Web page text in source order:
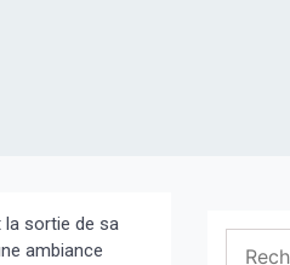
la sortie de sa
ambiance